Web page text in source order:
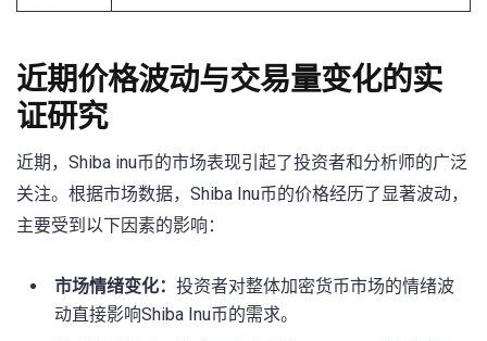
近期价格波动与交易量变化的实
证研究
近期，Shiba⁣ inu币的市场表现引起了投资者和分析师的广泛
关注。根据市场数据，Shiba Inu币的价格经历了显著波动，
主要受到以下因素的影响：
市场情绪变化： 投资者对整体加密货币市场的情绪波
动直接影响Shiba Inu币的需求。